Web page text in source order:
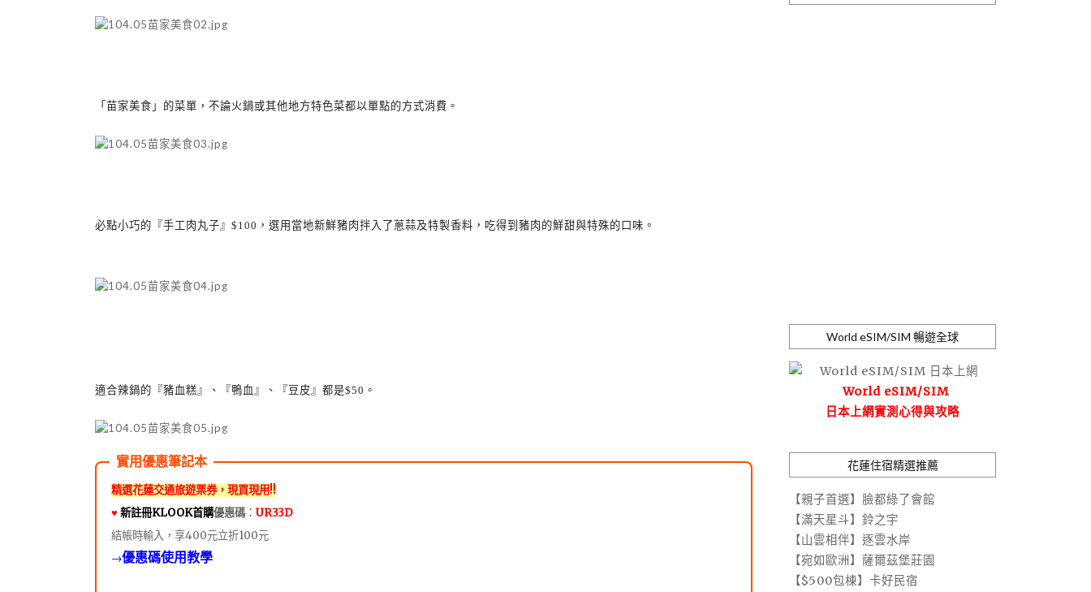
「苗家美食」的菜單，不論火鍋或其他地方特色菜都以單點的方式消費。
必點小巧的『手工肉丸子』 $100 ，選用當地新鮮豬肉拌入了蔥蒜及特製香料，吃得到豬肉的鮮甜與特殊的口味。
適合辣鍋的『豬血糕』、『鴨血』、『豆皮』都是$50 。
精選花蓮交通旅遊票券，現買現用!!
♥️ 新註冊KLOOK首購優惠碼 ： UR33D
結帳時輸入，享400元立折100元
→優惠碼使用教學
World eSIM/SIM 暢遊全球
World eSIM/SIM
日本上網實測心得與攻略
花蓮住宿精選推薦
【親子首選】臉都綠了會館
【滿天星斗】鈴之宇
【山雲相伴】逐雲水岸
【宛如歐洲】薩爾茲堡莊園
【$500包棟】卡好民宿